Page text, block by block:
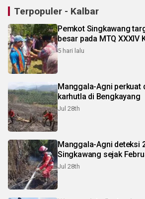
Terpopuler - Kalbar
Pemkot Singkawang
besar pada MTQ XXXIV
5 hari lalu
Manggala-Agni perkuat
karhutla di Bengkayang
Jul 28th
Manggala-Agni deteksi
Singkawang sejak
Jul 28th